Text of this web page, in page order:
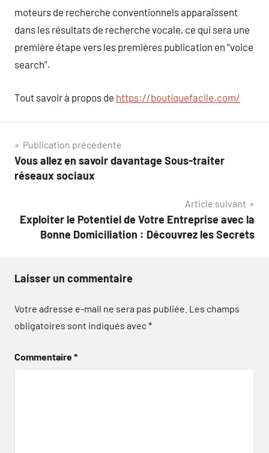
moteurs de recherche conventionnels apparaîssent
dans les résultats de recherche vocale, ce qui sera une
première étape vers les premières publication en “voice
search”.
Tout savoir à propos de https://boutiquefacile.com/
Navigation
de
Publication précédente
Vous allez en savoir davantage Sous-traiter
réseaux sociaux
Article suivant
Exploiter le Potentiel de Votre Entreprise avec la
Bonne Domiciliation : Découvrez les Secrets
Laisser un commentaire
Votre adresse e-mail ne sera pas publiée. Les champs
obligatoires sont indiqués avec*
Commentaire*